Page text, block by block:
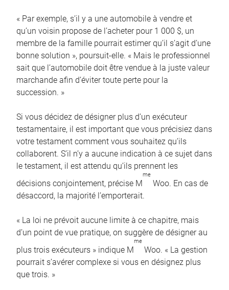
« Par exemple, s’il y a une automobile à vendre et
qu’un voisin propose de l’acheter pour 1 000 $, un
membre de la famille pourrait estimer qu’il s’agit d’une
bonne solution », poursuit-elle. « Mais le professionnel
sait que l’automobile doit être vendue à la juste valeur
marchande afin d’éviter toute perte pour la
succession. »
Si vous décidez de désigner plus d’un exécuteur
testamentaire, il est important que vous précisiez dans
votre testament comment vous souhaitez qu’ils
collaborent. S’il n’y a aucune indication à ce sujet dans
le testament, il est attendu qu’ils prennent les
décisions conjointement, précise M
me
Woo. En cas de
désaccord, la majorité l’emporterait.
« La loi ne prévoit aucune limite à ce chapitre, mais
d’un point de vue pratique, on suggère de désigner au
plus trois exécuteurs » indique M
me
Woo. « La gestion
pourrait s’avérer complexe si vous en désignez plus
que trois. »